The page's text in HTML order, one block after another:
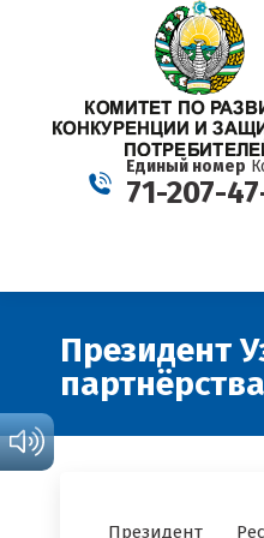
Единый номер
71-207-
Президент
Президент